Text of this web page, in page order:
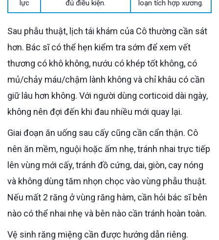
lực
đủ điều kiện.
loạn tích hợp xương.
Sau phẫu thuật, lịch tái khám của Cô thường cần sát
hơn. Bác sĩ có thể hẹn kiểm tra sớm để xem vết
thương có khô không, nướu có khép tốt không, có
mủ/chảy máu/chậm lành không và chỉ khâu có cần
giữ lâu hơn không. Với người dùng corticoid dài ngày,
không nên đợi đến khi đau nhiều mới quay lại.
Giai đoạn ăn uống sau cấy cũng cần cẩn thận. Cô
nên ăn mềm, nguội hoặc ấm nhẹ, tránh nhai trực tiếp
lên vùng mới cấy, tránh đồ cứng, dai, giòn, cay nóng
và không dùng tăm nhọn chọc vào vùng phẫu thuật.
Nếu mất 2 răng ở vùng răng hàm, cần hỏi bác sĩ bên
nào có thể nhai nhẹ và bên nào cần tránh hoàn toàn.
Vệ sinh răng miệng cần được hướng dẫn riêng.